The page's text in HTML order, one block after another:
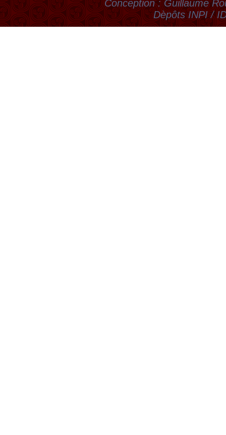
Conception : Guillaume
Dèpôts INPI /